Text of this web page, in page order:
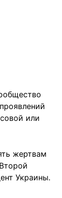
или
жертвам
Украины.